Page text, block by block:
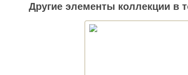
Другие элементы коллекции в